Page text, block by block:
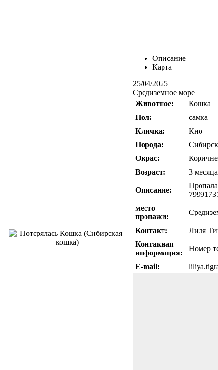
Описание
Карта
25/04/2025
Средиземное море
Животное:
Кошка
Пол:
самка
Кличка:
Кно
Порода:
Окрас:
Возраст:
3 месяца
Описание:
место
пропажи:
Контакт:
Лиля
Контакная
информация:
Номер
E-mail: